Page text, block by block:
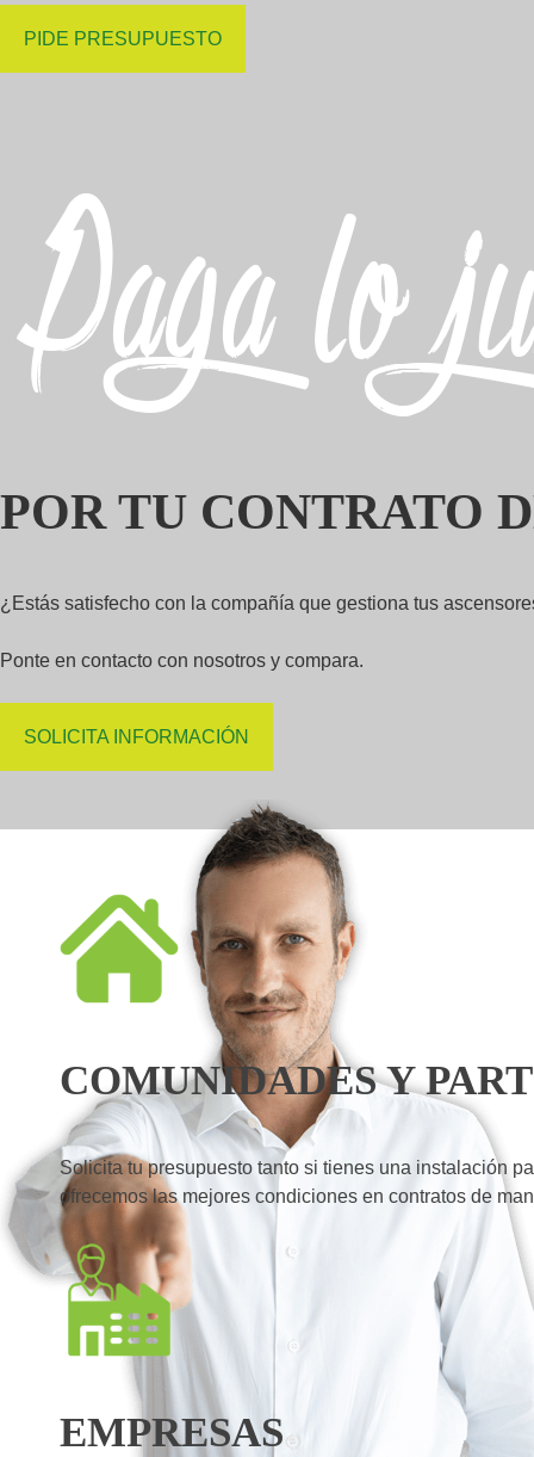
PIDE PRESUPUESTO
POR TU CONTRATO
¿Estás satisfecho con la compañía que gestiona tus
Ponte en contacto con nosotros y compara.
SOLICITA INFORMACIÓN
COMUNIDADES Y
Solicita tu presupuesto tanto si tienes una instalación
ofrecemos las mejores condiciones en contratos de
EMPRESAS